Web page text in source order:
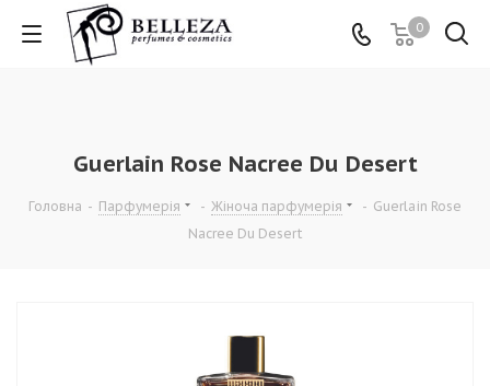
0
Guerlain Rose Nacree Du Desert
Головна - Парфумерія - Жіноча парфумерія - Guerlain Rose
Nacree Du Desert